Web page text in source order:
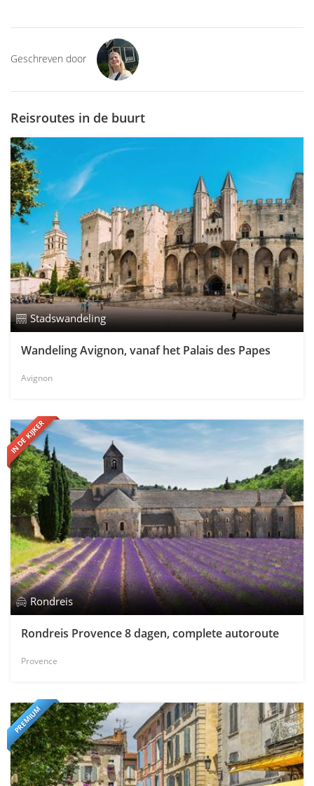
Geschreven door
Reisroutes in de buurt
Stadswandeling
Wandeling Avignon, vanaf het Palais des Papes
Avignon
IN DE KIJKER
Rondreis
Rondreis Provence 8 dagen, complete autoroute
Provence
PREMIUM